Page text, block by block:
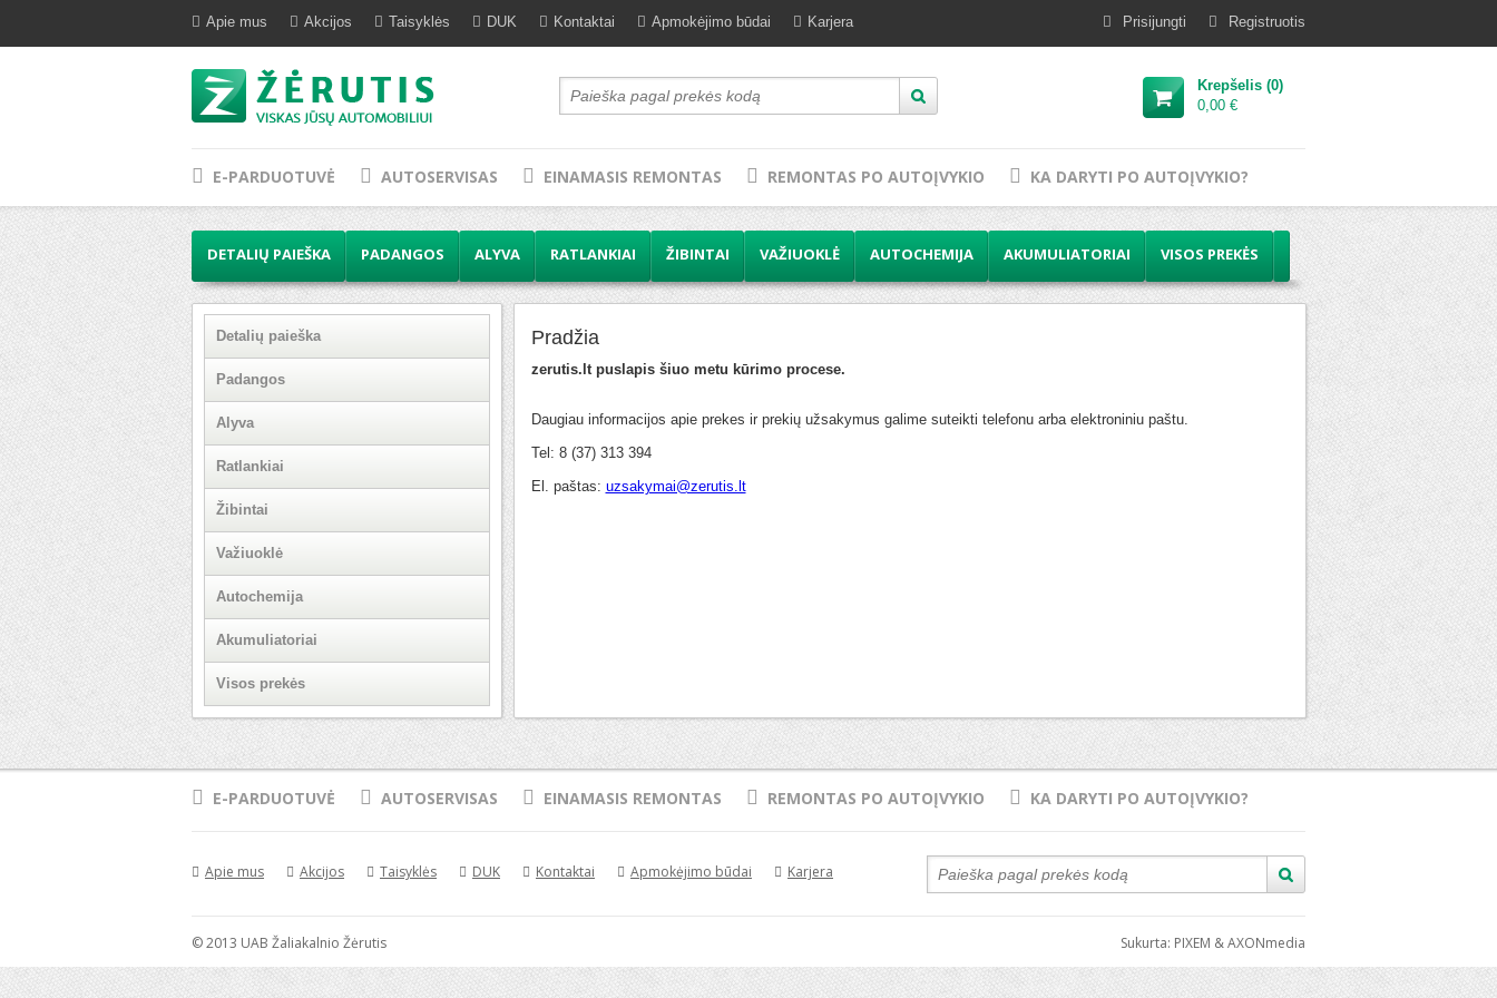
Apie mus Akcijos Taisyklės DUK Kontaktai Apmokėjimo būdai Karjera Prisijungti Registruotis
Krepšelis (0)
0,00 €
E-PARDUOTUVĖ AUTOSERVISAS EINAMASIS REMONTAS REMONTAS PO AUTOĮVYKIO KA DARYTI PO AUTOĮVYKIO?
DETALIŲ PAIEŠKA PADANGOS ALYVA RATLANKIAI ŽIBINTAI VAŽIUOKLĖ AUTOCHEMIJA AKUMULIATORIAI VISOS PREKĖS
Detalių paieška
Padangos
Alyva
Ratlankiai
Žibintai
Važiuoklė
Autochemija
Akumuliatoriai
Visos prekės
Pradžia
zerutis.lt puslapis šiuo metu kūrimo procese.
Daugiau informacijos apie prekes ir prekių užsakymus galime suteikti telefonu arba elektroniniu paštu.
Tel: 8 (37) 313 394
El. paštas: uzsakymai@zerutis.lt
E-PARDUOTUVĖ AUTOSERVISAS EINAMASIS REMONTAS REMONTAS PO AUTOĮVYKIO KA DARYTI PO AUTOĮVYKIO?
Apie mus Akcijos Taisyklės DUK Kontaktai Apmokėjimo būdai Karjera
© 2013 UAB Žaliakalnio Žėrutis Sukurta: PIXEM &AXONmedia